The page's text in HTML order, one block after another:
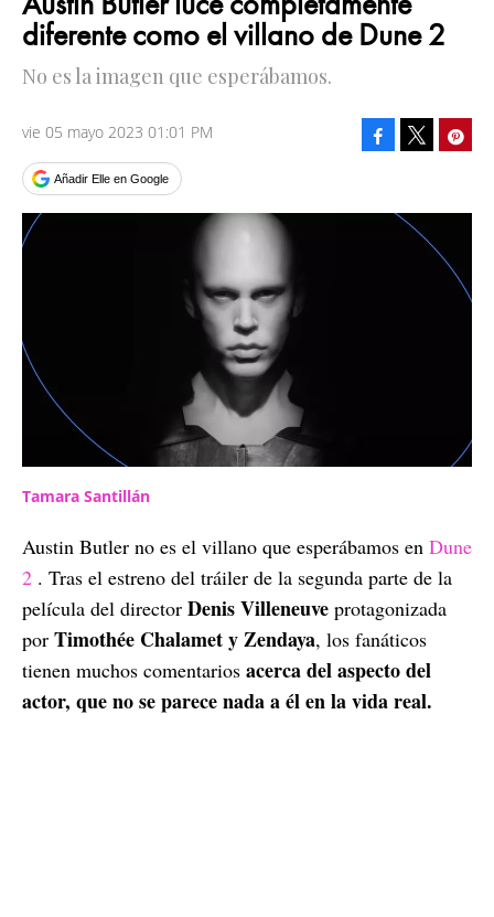
diferente como el villano de Dune 2
No es la imagen que esperábamos.
vie 05 mayo 2023 01:01 PM
Añadir Elle en Google
Facebook
Tamara Santillán
Austin Butler no es el villano que esperábamos en Dune
2 . Tras el estreno del tráiler de la segunda parte de la
película del director Denis Villeneuve protagonizada
por Timothée Chalamet y Zendaya, los fanáticos
tienen muchos comentarios acerca del aspecto del
actor, que no se parece nada a él en la vida real.